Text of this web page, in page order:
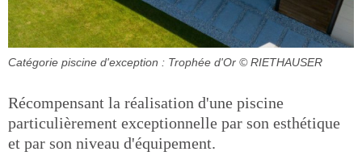
Catégorie piscine d'exception : Trophée d'Or © RIETHAUSER
Récompensant la réalisation d'une piscine
particulièrement exceptionnelle par son esthétique
et par son niveau d'équipement.